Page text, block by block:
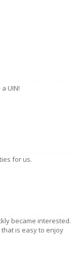
UIN!
for us.
became interested.
is easy to enjoy